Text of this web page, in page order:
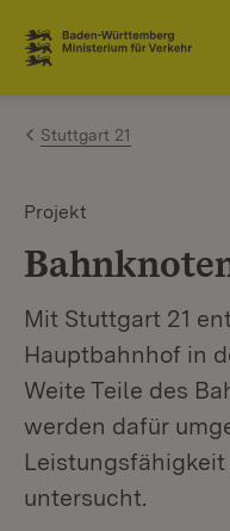
Zum Inhalt
Link zur Startseite
Stuttgart 21
Projekt
Mit Stuttgart 21
Hauptbahnhof in
Weite Teile des
werden dafür
untersucht.